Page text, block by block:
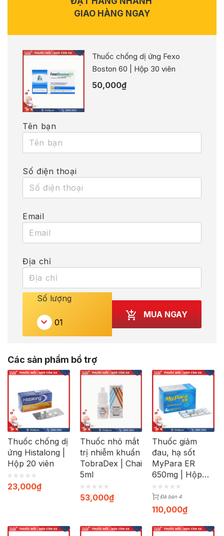
GIAO HÀNG NGAY
Thuốc chống dị ứng Fexo
Boston 60 | Hộp 30 viên
50,000₫
Tên bạn
Số điện thoại
Email
Địa chỉ
Số lượng
MUA NGAY
Các sản phẩm bổ trợ
Thuốc chống dị
ứng Histalong |
Hộp 20 viên
23,000₫
Thuốc nhỏ mắt
trị nhiễm khuẩn
TobraDex | Chai
5ml
53,000₫
Thuốc giảm
đau, hạ sốt
MyPara ER
650mg | Hộp
100 viên
Đã bán 4
110,000₫